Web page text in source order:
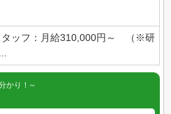
タッフ：月給310,000円～ （※研
かり！